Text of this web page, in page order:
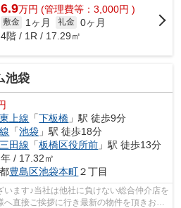
6.9万円 (管理費等：3,000円 )
敷金 1ヶ月 礼金 0ヶ月
4階 / 1R / 17.29㎡
池袋
上線 「下板橋 」駅 徒歩9分
「池袋 」駅 徒歩18分
田線 「板橋区役所前 」駅 徒歩13分
/ 17.32㎡
豊島区池袋本町２丁目
ます♪当社は他社に負けない総合仲介店を
直接ご挨拶に行き最新の物件を頂きお客